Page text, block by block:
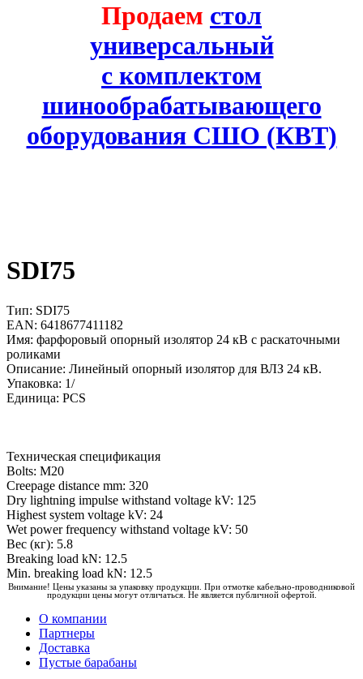
Продаем стол
универсальный
с комплектом
шинообрабатывающего
оборудования СШО (КВТ)
SDI75
Тип: SDI75
EAN: 6418677411182
Имя: фарфоровый опорный изолятор 24 кВ с раскаточными
роликами
Описание: Линейный опорный изолятор для ВЛЗ 24 кВ.
Упаковка: 1/
Единица: PCS
Техническая спецификация
Bolts: M20
Creepage distance mm: 320
Dry lightning impulse withstand voltage kV: 125
Highest system voltage kV: 24
Wet power frequency withstand voltage kV: 50
Вес (кг): 5.8
Breaking load kN: 12.5
Min. breaking load kN: 12.5
Внимание! Цены указаны за упаковку продукции. При отмотке кабельно-проводниковой
продукции цены могут отличаться. Не является публичной офертой.
О компании
Партнеры
Доставка
Пустые барабаны